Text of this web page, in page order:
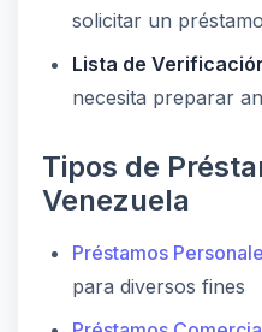
solicitar un préstamo
Lista de
necesita preparar
Tipos de
Venezuela
Préstamos
para diversos fines